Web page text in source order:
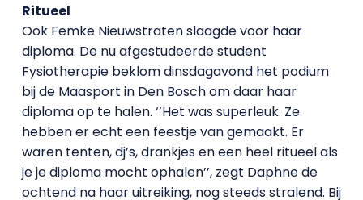
Ritueel
Ook Femke Nieuwstraten slaagde voor haar
diploma. De nu afgestudeerde student
Fysiotherapie beklom dinsdagavond het podium
bij de Maasport in Den Bosch om daar haar
diploma op te halen. ‘’Het was superleuk. Ze
hebben er echt een feestje van gemaakt. Er
waren tenten, dj’s, drankjes en een heel ritueel als
je je diploma mocht ophalen’’, zegt Daphne de
ochtend na haar uitreiking, nog steeds stralend. Bij